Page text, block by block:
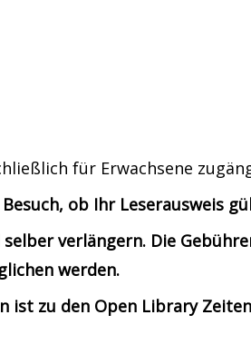
für Erwachsene
ob Ihr Leserausweis
verlängern. Die
werden.
ist zu den Open Library